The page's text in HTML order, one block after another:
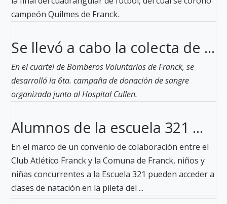
campeón Quilmes de Franck.
Se llevó a cabo la colecta de ...
En el cuartel de Bomberos Voluntarios de Franck, se
desarrolló la 6ta. campaña de donación de sangre
organizada junto al Hospital Cullen.
Alumnos de la escuela 321 ...
En el marco de un convenio de colaboración entre el
Club Atlético Franck y la Comuna de Franck, niños y
niñas concurrentes a la Escuela 321 pueden acceder a
clases de natación en la pileta del ...